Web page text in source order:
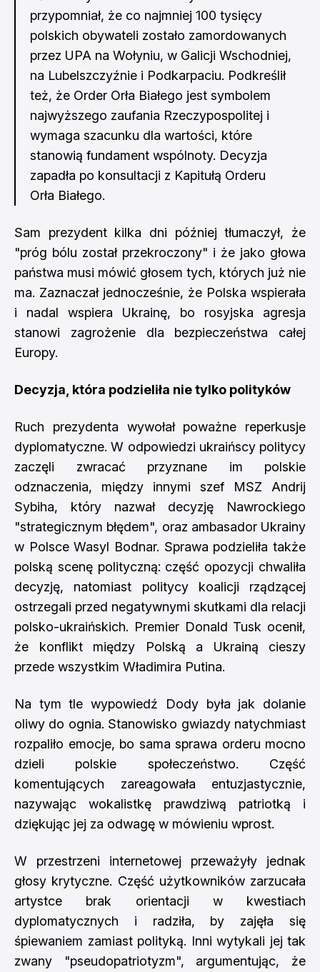
przypomniał, że co najmniej 100 tysięcy
polskich obywateli zostało zamordowanych
przez UPA na Wołyniu, w Galicji Wschodniej,
na Lubelszczyźnie i Podkarpaciu. Podkreślił
też, że Order Orła Białego jest symbolem
najwyższego zaufania Rzeczypospolitej i
wymaga szacunku dla wartości, które
stanowią fundament wspólnoty. Decyzja
zapadła po konsultacji z Kapitułą Orderu
Orła Białego.
Sam prezydent kilka dni później tłumaczył, że
"próg bólu został przekroczony" i że jako głowa
państwa musi mówić głosem tych, których już nie
ma. Zaznaczał jednocześnie, że Polska wspierała
i nadal wspiera Ukrainę, bo rosyjska agresja
stanowi zagrożenie dla bezpieczeństwa całej
Europy.
Decyzja, która podzieliła nie tylko polityków
Ruch prezydenta wywołał poważne reperkusje
dyplomatyczne. W odpowiedzi ukraińscy politycy
zaczęli zwracać przyznane im polskie
odznaczenia, między innymi szef MSZ Andrij
Sybiha, który nazwał decyzję Nawrockiego
"strategicznym błędem", oraz ambasador Ukrainy
w Polsce Wasyl Bodnar. Sprawa podzieliła także
polską scenę polityczną: część opozycji chwaliła
decyzję, natomiast politycy koalicji rządzącej
ostrzegali przed negatywnymi skutkami dla relacji
polsko-ukraińskich. Premier Donald Tusk ocenił,
że konflikt między Polską a Ukrainą cieszy
przede wszystkim Władimira Putina.
Na tym tle wypowiedź Dody była jak dolanie
oliwy do ognia. Stanowisko gwiazdy natychmiast
rozpaliło emocje, bo sama sprawa orderu mocno
dzieli polskie społeczeństwo. Część
komentujących zareagowała entuzjastycznie,
nazywając wokalistkę prawdziwą patriotką i
dziękując jej za odwagę w mówieniu wprost.
W przestrzeni internetowej przeważyły jednak
głosy krytyczne. Część użytkowników zarzucała
artystce brak orientacji w kwestiach
dyplomatycznych i radziła, by zajęła się
śpiewaniem zamiast polityką. Inni wytykali jej tak
zwany "pseudopatriotyzm", argumentując, że